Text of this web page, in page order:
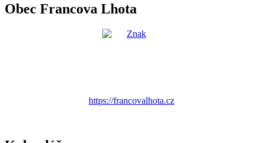
Obec Francova Lhota
https://francovalhota.cz